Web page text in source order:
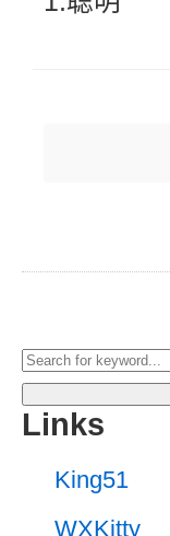
Links
King51
WXKitty